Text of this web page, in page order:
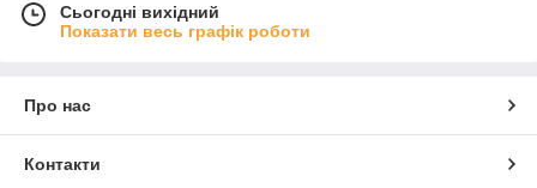
Сьогодні вихідний
Показати весь графік роботи
Про нас
Контакти